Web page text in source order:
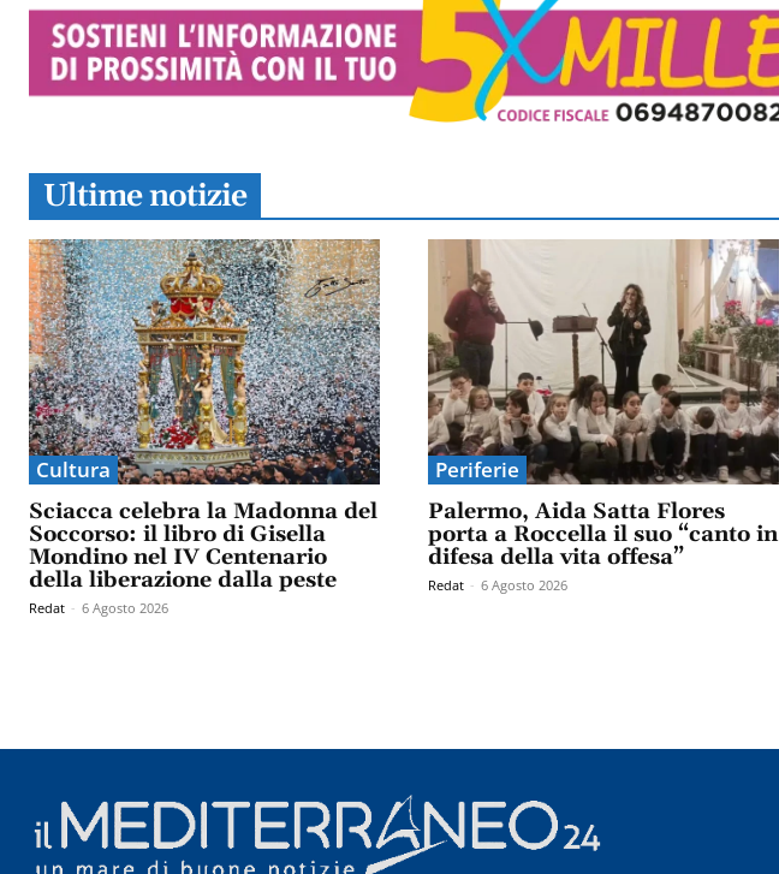
Ultime notizie
Cultura
Sciacca celebra la Madonna del
Soccorso: il libro di Gisella
Mondino nel IV Centenario
della liberazione dalla peste
Redat - 6 Agosto 2026
Periferie
Palermo, Aida Satta Flores
porta a Roccella il suo “canto in
difesa della vita offesa”
Redat - 6 Agosto 2026